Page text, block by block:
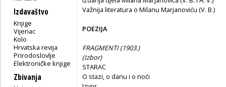
Izdavaštvo
Knjige
Vijenac
Kolo
Hrvatska revija
Prirodoslovlje
Elektroničke knjige
Zbivanja
Važnija literatura o Milanu Marjanoviću (V. B.)
POEZIJA
FRAGMENTI (1903.)
(Izbor)
STARAC
O stazi, o danu i o noći